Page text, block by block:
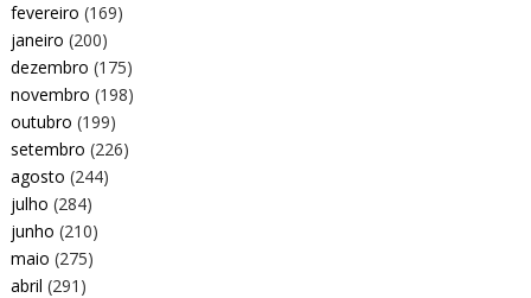
fevereiro (169)
janeiro (200)
dezembro (175)
novembro (198)
outubro (199)
setembro (226)
agosto (244)
julho (284)
junho (210)
maio (275)
abril (291)